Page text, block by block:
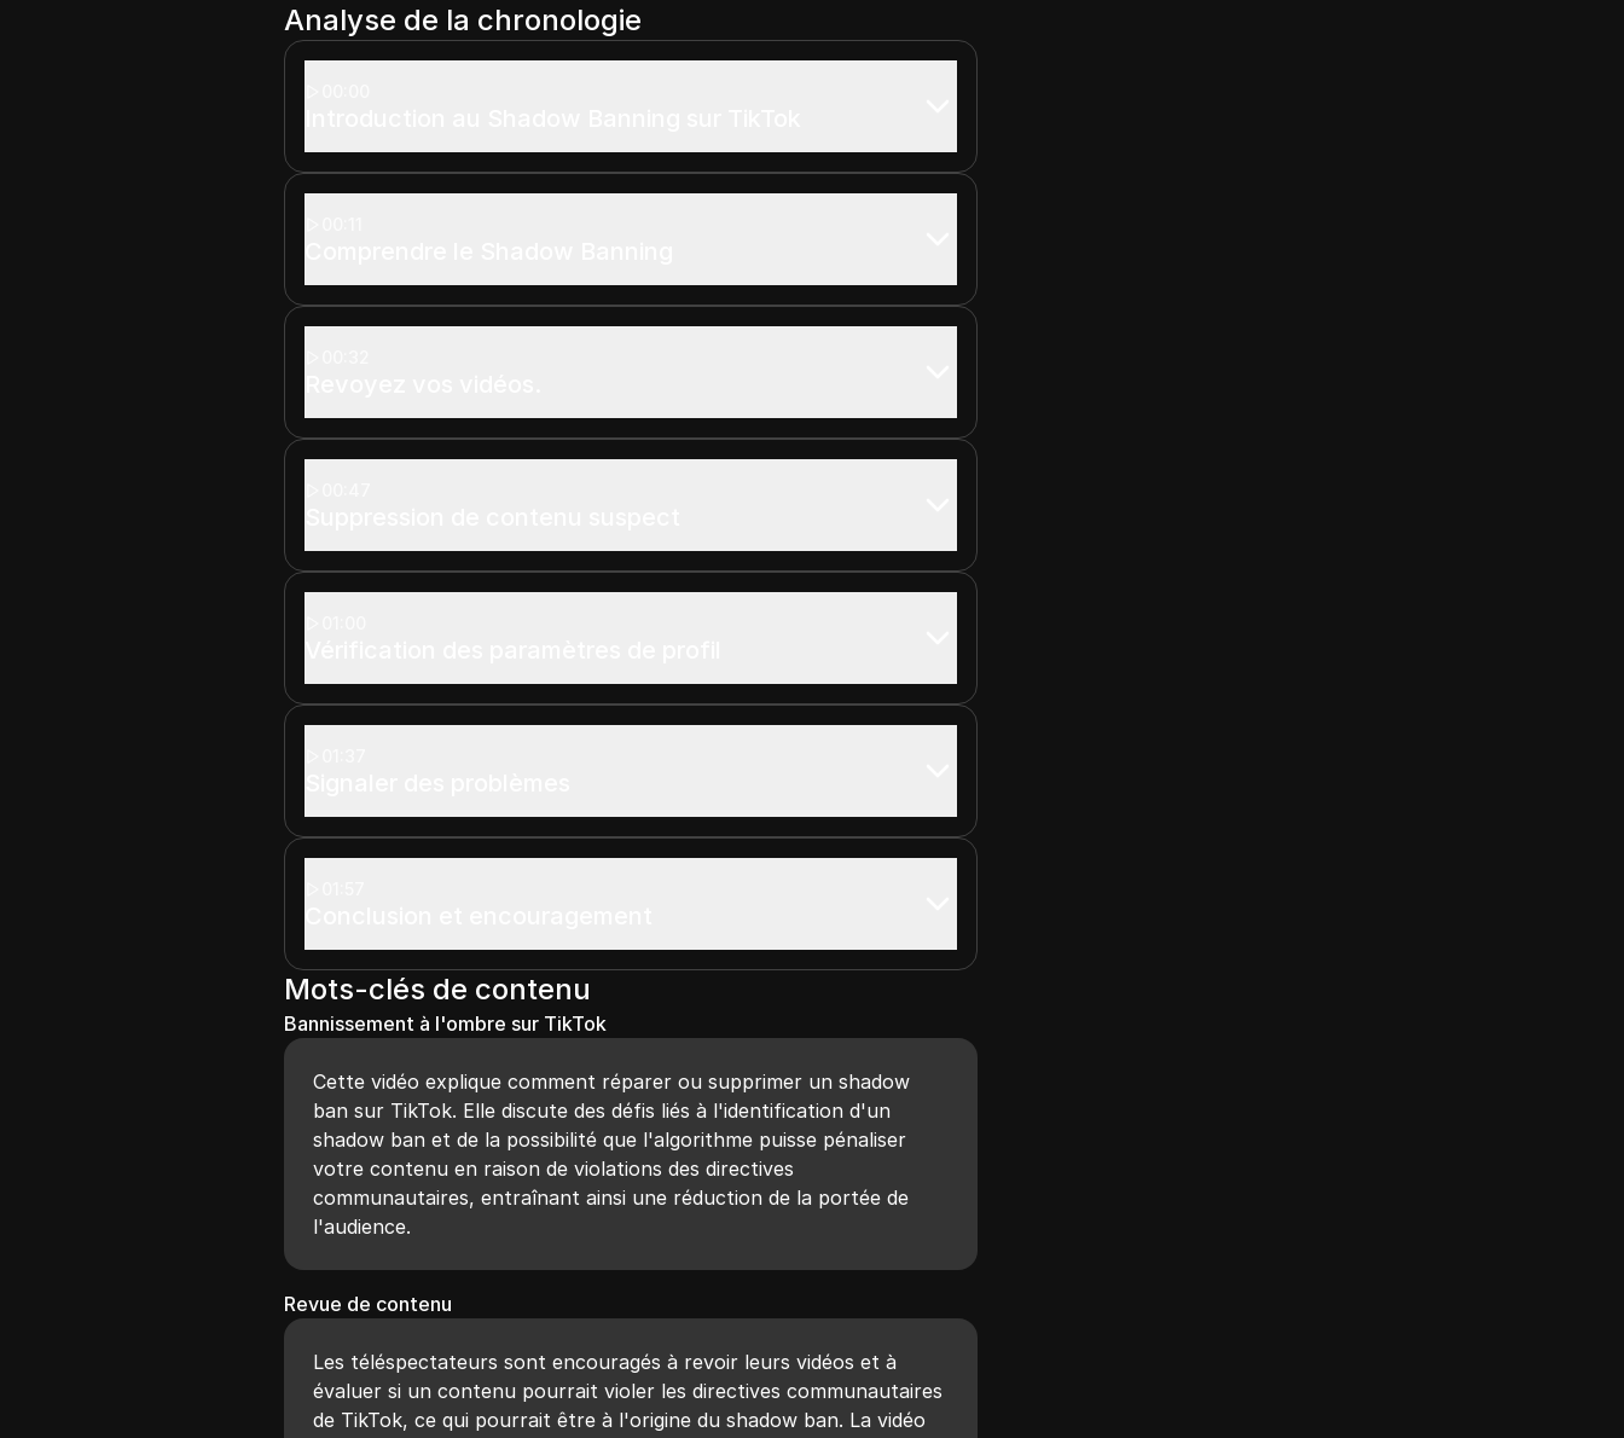
Analyse de la chronologie
Mots-clés de contenu
Bannissement à l'ombre sur TikTok
Cette vidéo explique comment réparer ou supprimer un shadow
ban sur TikTok. Elle discute des défis liés à l'identification d'un
shadow ban et de la possibilité que l'algorithme puisse pénaliser
votre contenu en raison de violations des directives
communautaires, entraînant ainsi une réduction de la portée de
l'audience.
Revue de contenu
Les téléspectateurs sont encouragés à revoir leurs vidéos et à
évaluer si un contenu pourrait violer les directives communautaires
de TikTok, ce qui pourrait être à l'origine du shadow ban. La vidéo